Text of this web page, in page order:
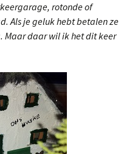
rotonde of
Als je geluk hebt betalen ze
Maar daar wil ik het dit keer